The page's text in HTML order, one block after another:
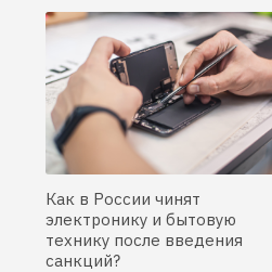
Как в России чинят
электронику и бытовую
технику после введения
санкций?